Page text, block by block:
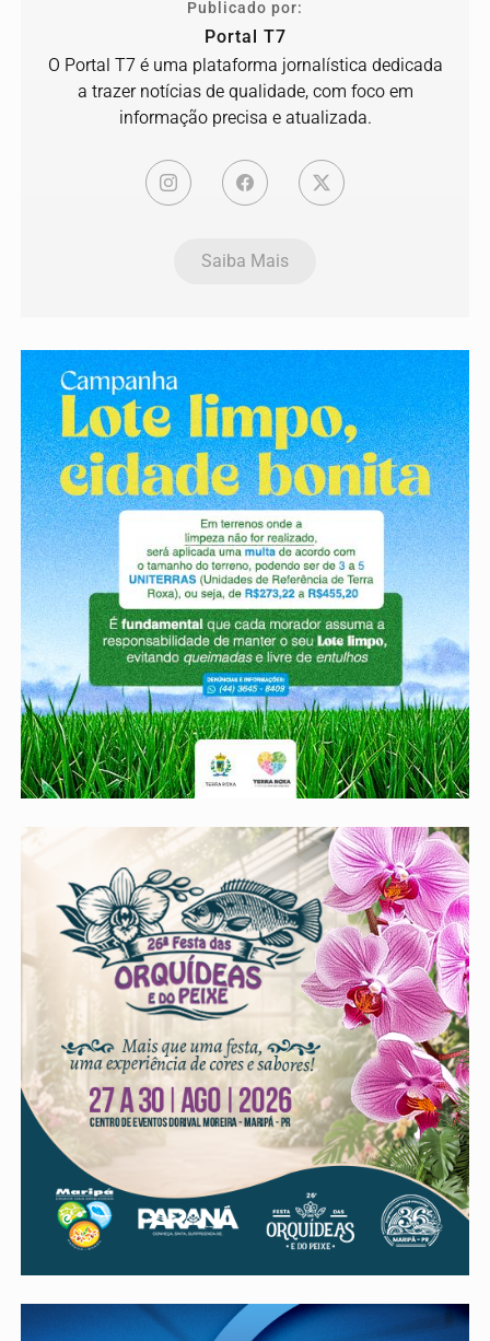
Publicado por:
Portal T7
O Portal T7 é uma plataforma jornalística dedicada
a trazer notícias de qualidade, com foco em
informação precisa e atualizada.
Saiba Mais